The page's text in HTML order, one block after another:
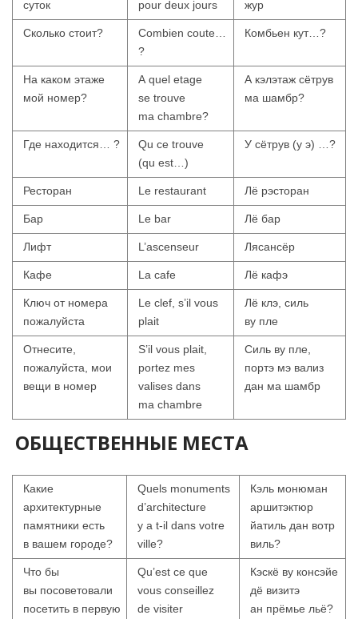
суток pour deux jours жур
Сколько стоит?
Combien coute…
?
Комбьен кут…?
На каком этаже
мой номер?
A quel etage
se trouve
ma chambre?
А кэлэтаж сётрув
ма шамбр?
Где находится… ?
Qu ce trouve
(qu est…)
У сётрув (у э) …?
Ресторан Le restaurant Лё рэсторан
Бар Le bar Лё бар
Лифт L’ascenseur Лясансёр
Кафе La cafe Лё кафэ
Ключ от номера
пожалуйста
Le clef, s’il vous
plait
Лё клэ, силь
ву пле
Отнесите,
пожалуйста, мои
вещи в номер
S’il vous plait,
portez mes
valises dans
ma chambre
Силь ву пле,
портэ мэ вализ
дан ма шамбр
ОБЩЕСТВЕННЫЕ МЕСТА
Какие
архитектурные
памятники есть
в вашем городе?
Quels monuments
d’architecture
y a t-il dans votre
ville?
Кэль монюман
аршитэктюр
йатиль дан вотр
виль?
Что бы
вы посоветовали
посетить в первую
Qu’est ce que
vous conseillez
de visiter
Кэскё ву консэйе
дё визитэ
ан прёмье льё?